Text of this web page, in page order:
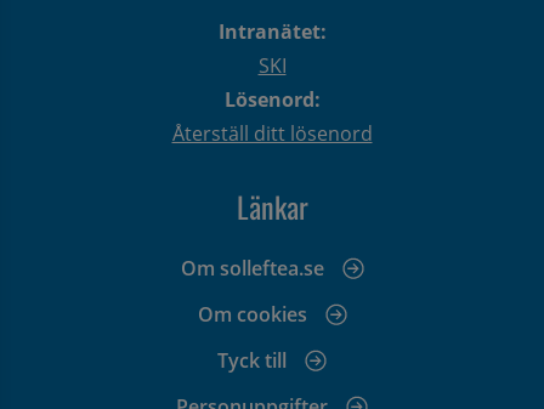
Intranätet:
SKI
Lösenord:
Återställ ditt lösenord
Länkar
Om solleftea.se
Om cookies
Tyck till